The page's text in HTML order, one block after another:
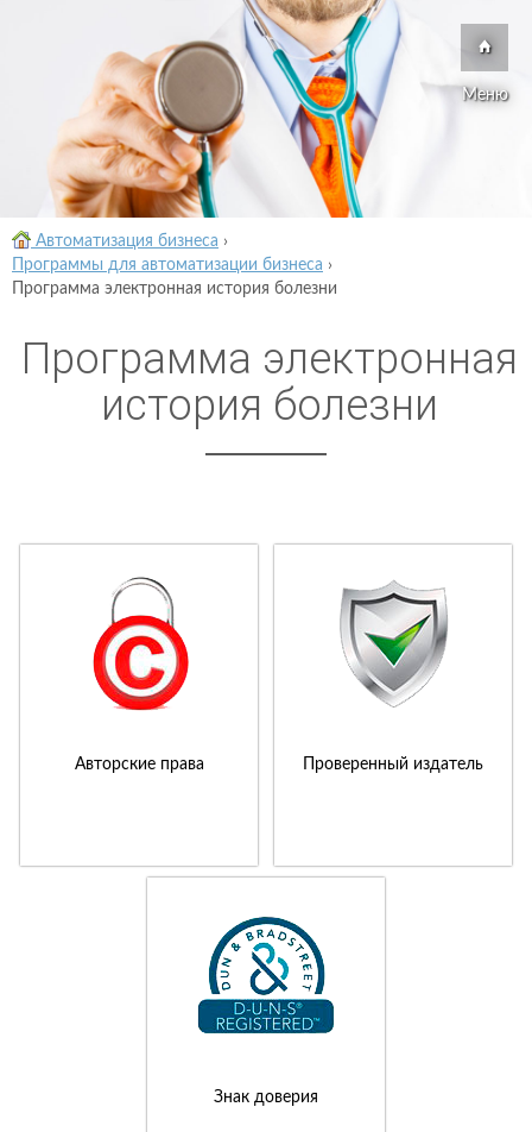
Меню
Автоматизация бизнеса ›
Программы для автоматизации бизнеса ›
Программа электронная история болезни
Программа электронная
история болезни
Авторские права Проверенный издатель
Знак доверия